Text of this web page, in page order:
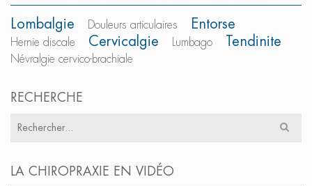
Lombalgie Douleurs articulaires Entorse
Hernie discale Cervicalgie Lumbago Tendinite
Névralgie cervico-brachiale
RECHERCHE
Résultats
LA CHIROPRAXIE EN VIDÉO